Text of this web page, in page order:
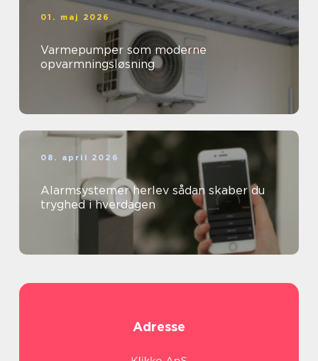
01. maj 2026
Varmepumper som moderne
opvarmningsløsning
08. april 2026
Alarmsystemer herlev sådan skaber du
tryghed i hverdagen
Adresse